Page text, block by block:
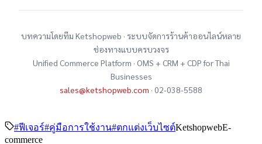
บทความโดยทีม Ketshopweb · ระบบจัดการร้านค้าออนไลน์หลาย
ช่องทางแบบครบวงจร
Unified Commerce Platform · OMS + CRM + CDP for Thai
Businesses
sales@ketshopweb.com · 02-038-5588
#ฟีเจอร์#คู่มือการใช้งาน#ตกแต่งเว็บไซต์KetshopwebE-
commerce